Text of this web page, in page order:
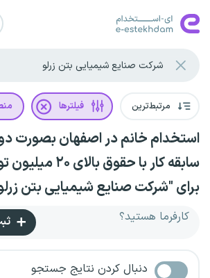
مرتبط‌ترین فیلترها
استخدام خانم در اصفهان بصورت
سابقه کار با حقوق
برای "شرکت صنایع شیمیایی بتن
کارفرما هستید؟
دنبال کردن نتایج جستجو